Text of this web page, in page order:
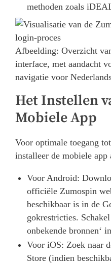
methoden zoals
Afbeelding: Overzicht
interface, met aandacht
navigatie voor
Het Instellen
Mobiele App
Voor optimale toegang
installeer de mobiele app
Voor Android:
officiële Zumospin
beschikbaar is in de
gokrestricties.
onbekende bronnen‘
Voor iOS: Zoek naar
Store (indien